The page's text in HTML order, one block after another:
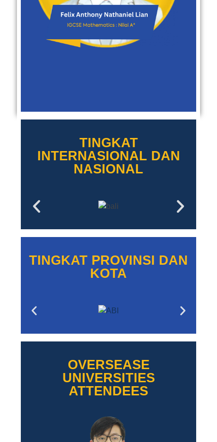
TINGKAT
INTERNASIONAL DAN
NASIONAL​​
TINGKAT PROVINSI DAN
KOTA
OVERSEASE
UNIVERSITIES
ATTENDEES​